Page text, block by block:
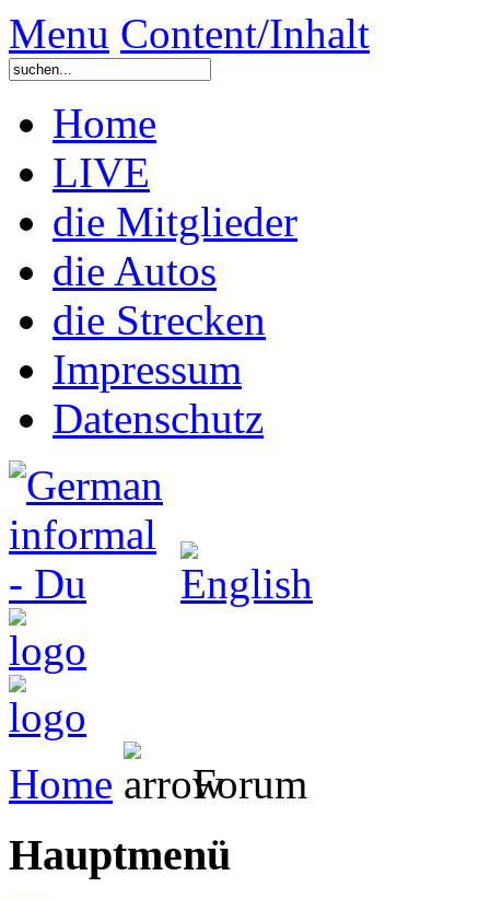
Menu Content/Inhalt
Home
LIVE
die Mitglieder
die Autos
die Strecken
Impressum
Datenschutz
Home Forum
Hauptmenü